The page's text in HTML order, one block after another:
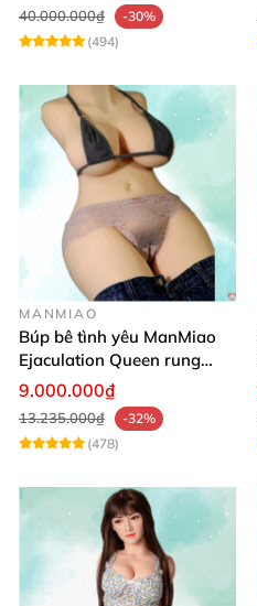
40.000.000₫
-30%
(494)
MANMIAO
Búp bê tình yêu ManMiao
Ejaculation Queen rung
cảm biến sưởi ấm phun
9.000.000₫
13.235.000₫
-32%
(478)